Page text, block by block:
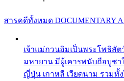
สารคดีทั้งหมด DOCUMENTARY
เจ้าแม่กวนอิมเป็นพระโพธิสั
มหายาน มีผู้เคารพนับถือบูชา
ญี่ปุ่น เกาหลี เวียดนาม รวมทั้